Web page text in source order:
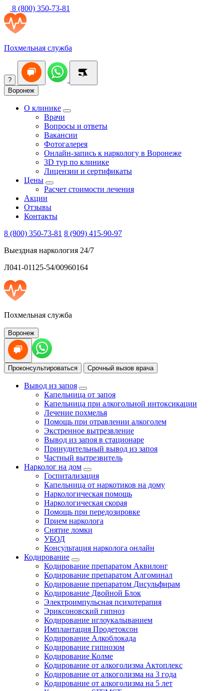
8 (800) 350-73-81
Похмельная служба
?
Воронеж
О клинике
Врачи
Вопросы и ответы
Вакансии
Фотогалерея
Онлайн-запись к наркологу в Воронеже
3D тур по клинике
Лицензии и сертификаты
Цены
Расчет стоимости лечения
Акции
Отзывы
Контакты
8 (800) 350-73-81 8 (909) 415-90-97
Выездная наркология 24/7
Л041-01125-54/00960164
Похмельная служба
Воронеж
Проконсультироваться Срочный вызов врача
Вывод из запоя
Капельница от запоя
Капельница при алкогольной интоксикации
Лечение похмелья
Помощь при отравлении алкоголем
Экстренное вытрезвление
Вывод из запоя в стационаре
Принудительный вывод из запоя
Частный вытрезвитель
Нарколог на дом
Госпитализация
Капельница от наркотиков на дому
Наркологическая помощь
Наркологическая скорая
Помощь при передозировке
Прием нарколога
Снятие ломки
УБОД
Консультация нарколога онлайн
Кодирование
Кодирование препаратом Аквилонг
Кодирование препаратом Алгоминал
Кодирование препаратом Дисульфирам
Кодирование Двойной Блок
Электроимпульсная психотерапия
Эриксоновский гипноз
Кодирование иглоукалыванием
Имплантация Продетоксон
Кодирование Алкоблокада
Кодирование гипнозом
Кодирование Колме
Кодирование от алкоголизма Актоплекс
Кодирование от алкоголизма на 3 года
Кодирование от алкоголизма на 5 лет